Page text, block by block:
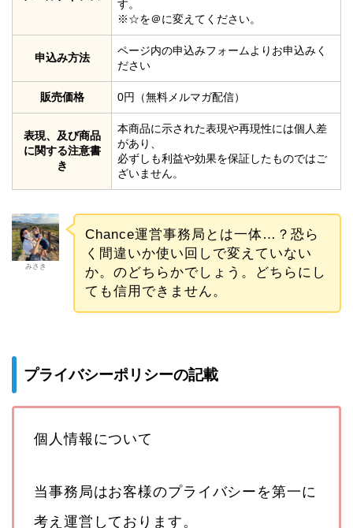
す。
※☆を＠に変えてください。
申込み方法
ページ内の申込みフォームよりお申込みく
ださい
販売価格 0円（無料メルマガ配信）
表現、及び商品
に関する注意書
き
本商品に示された表現や再現性には個人差
があり、
必ずしも利益や効果を保証したものではご
ざいません。
みさき
Chance運営事務局とは一体…？恐ら
く間違いか使い回しで変えていない
か。のどちらかでしょう。どちらにし
ても信用できません。
プライバシーポリシーの記載
個人情報について
当事務局はお客様のプライバシーを第一に
考え運営しております。